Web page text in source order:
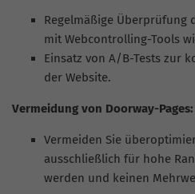
Regelmäßige
mit Webcontrolling-Tools
Einsatz von A/B-Tests zur
der Website.
Vermeidung von Doorway-Pages:
Vermeiden Sie
ausschließlich für hohe
werden und keinen